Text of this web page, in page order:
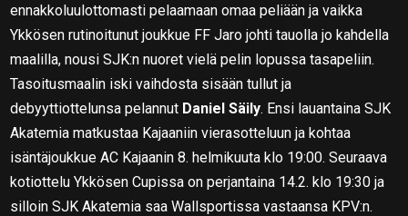
ennakkoluulottomasti pelaamaan omaa peliään ja vaikka
Ykkösen rutinoitunut joukkue FF Jaro johti tauolla jo kahdella
maalilla, nousi SJK:n nuoret vielä pelin lopussa tasapeliin.
Tasoitusmaalin iski vaihdosta sisään tullut ja
debyyttiottelunsa pelannut Daniel Säily. Ensi lauantaina SJK
Akatemia matkustaa Kajaaniin vierasotteluun ja kohtaa
isäntäjoukkue AC Kajaanin 8. helmikuuta klo 19:00. Seuraava
kotiottelu Ykkösen Cupissa on perjantaina 14.2. klo 19:30 ja
silloin SJK Akatemia saa Wallsportissa vastaansa KPV:n.